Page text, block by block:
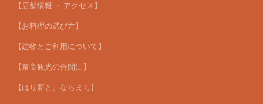
【店舗情報 ・ アクセス】
【お料理の選び方】
【建物とご利用について】
【奈良観光の合間に】
【はり新と、ならまち】